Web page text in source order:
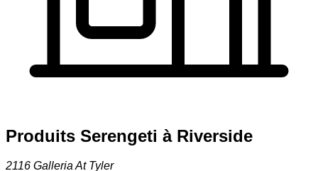
Produits Serengeti à Riverside
2116 Galleria At Tyler